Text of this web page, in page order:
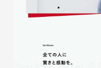
ファッション・トレンド
デザイン・ブランディング
働き方・組織文化・価値観
生活・趣味
NPO・自治体・行政
銀行・金融・フィンテック
健康・フィットネス
車・バイク・乗り物
建築・不動産・空間デザイ
転職・求人
文化・伝統・アート
クリエイティブ・マーケ
ペット・動物
美容・エステ
教育・子育て・スクール
レストラン・飲食・ウェデ
旅行・観光・ホテル・旅館
医療・介護・ヘルスケア
音楽・映像・エンタメ
IT・ツール・アプリ
農業・畜産・食品
製造・素材・化学
コンサルティング・投資
土木・建設・インフラ整備
デジタルマーケティング
化粧品・美容製品
人材紹介・派遣
法律・会計・士業
製薬・バイオテクノロジー